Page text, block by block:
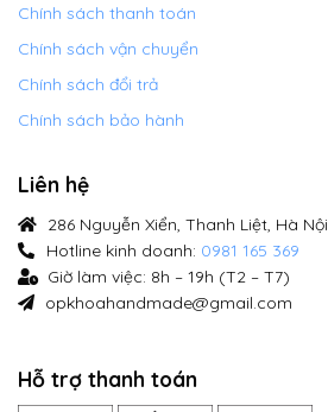
Chính sách thanh toán
Chính sách vận chuyển
Chính sách đổi trả
Chính sách bảo hành
Liên hệ
286 Nguyễn Xiển, Thanh Liệt, Hà Nội.
Hotline kinh doanh: 0981 165 369
Giờ làm việc: 8h – 19h (T2 – T7)
opkhoahandmade@gmail.com
Hỗ trợ thanh toán